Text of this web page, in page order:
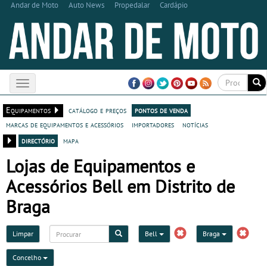
Andar de Moto Auto News Propedalar Cardápio
Toggle
navigation
Equipamentos
catálogo e preços
pontos de venda
marcas de equipamentos e acessórios
importadores
notícias
directório
mapa
Lojas de Equipamentos e
Acessórios Bell em Distrito de
Braga
Limpar Bell Braga
Concelho